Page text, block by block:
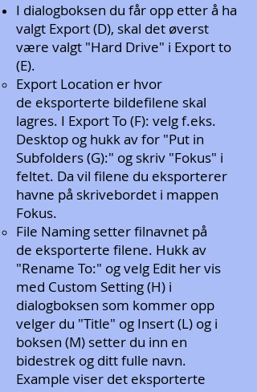
I dialogboksen du får opp etter å ha
valgt Export (D), skal det øverst
være valgt "Hard Drive" ​ i Export to
(E).
Export Location er hvor
de eksporterte bildefilene skal
lagres. I Export To (F): velg f.eks.
Desktop og hukk av for "Put in
Subfolders (G):" og skriv "Fokus" i
feltet. Da vil filene du eksporterer
havne på skrivebordet i mappen
Fokus.
File Naming setter filnavnet på
de eksporterte filene. Hukk av
"Rename To:" og velg Edit her vis
med Custom Setting (H) i
dialogboksen som kommer opp
velger du "Title" og Insert (L) og i
boksen (M) setter du inn en
bidestrek og ditt fulle navn.
Example viser det eksporterte